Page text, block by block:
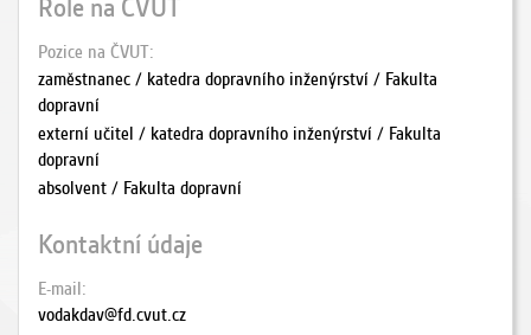
Role na ČVUT
Pozice na ČVUT
zaměstnanec / katedra dopravního inženýrství / Fakulta
dopravní
externí učitel / katedra dopravního inženýrství / Fakulta
dopravní
absolvent / Fakulta dopravní
Kontaktní údaje
E-mail
vodakdav@fd.cvut.cz